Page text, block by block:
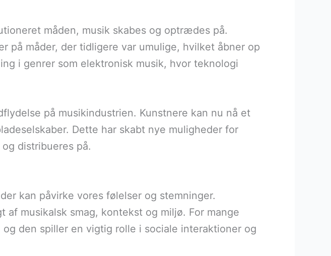
måden, musik skabes og optrædes på.
på måder, der tidligere var umulige, hvilket åbner op
i genrer som elektronisk musik, hvor teknologi
på musikindustrien. Kunstnere kan nu nå et
Dette har skabt nye muligheder for
distribueres på.
kan påvirke vores følelser og stemninger.
musikalsk smag, kontekst og miljø. For mange
den spiller en vigtig rolle i sociale interaktioner og